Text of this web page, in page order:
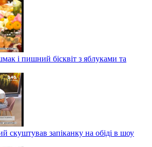
і пишний бісквіт з яблуками та
скуштував запіканку на обіді в шоу